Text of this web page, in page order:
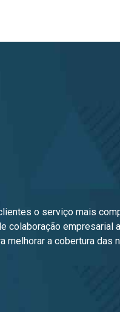
o serviço mais
empresarial
melhorar a cobertura das